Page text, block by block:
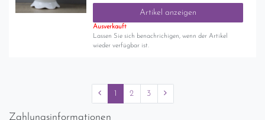
Artikel anzeigen
Ausverkauft
Lassen Sie sich benachrichigen, wenn der Artikel
wieder verfügbar ist.
1 2 3
Zahlungsinformationen